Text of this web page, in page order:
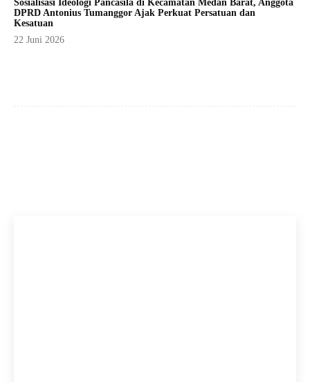
Sosialisasi Ideologi Pancasila di Kecamatan Medan Barat, Anggota
DPRD Antonius Tumanggor Ajak Perkuat Persatuan dan
Kesatuan
22 Juni 2026